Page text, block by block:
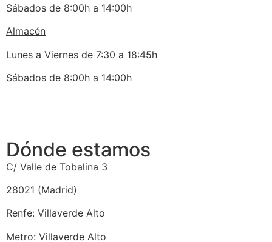
Sábados de 8:00h a 14:00h
Almacén
Lunes a Viernes de 7:30 a 18:45h
Sábados de 8:00h a 14:00h
Dónde estamos
C/ Valle de Tobalina 3
28021 (Madrid)
Renfe: Villaverde Alto
Metro: Villaverde Alto